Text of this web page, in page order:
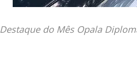
Destaque do Mês Opala